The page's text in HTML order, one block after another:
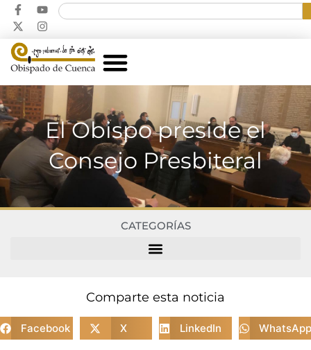
El Obispo preside el
Consejo Presbiteral
CATEGORÍAS
Comparte esta noticia
Facebook X LinkedIn WhatsApp